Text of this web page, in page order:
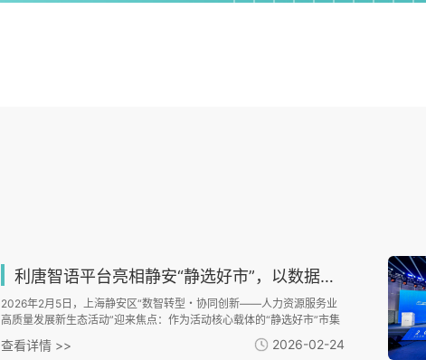
利唐智语平台亮相静安“静选好市”，以数据资产化能力赋能人力资源数智转型
2026年2月5日，上海静安区“数智转型・协同创新——人力资源服务业
高质量发展新生态活动”迎来焦点：作为活动核心载体的“静选好市”市集
正式开市，而首个聚焦企业全域对话数据资产化的协同平台——利唐科
技“利唐智语” 的亮相，以其前沿的多模态解析与数据资产化能力，成为
查看详情 >> 2026-02-24